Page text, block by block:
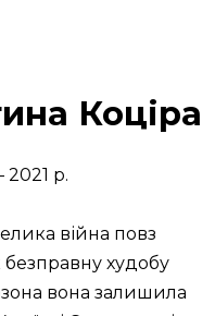
Коціра
2021 р.
війна повз
худобу
вона залишила